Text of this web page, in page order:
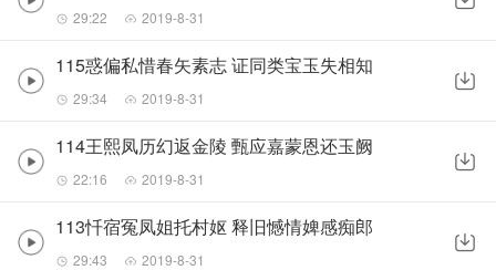
29:22 2019-8-31
115惑偏私惜春矢素志 证同类宝玉失相知
29:34 2019-8-31
114王熙凤历幻返金陵 甄应嘉蒙恩还玉阙
22:16 2019-8-31
113忏宿冤凤姐托村妪 释旧憾情婢感痴郎
29:43 2019-8-31